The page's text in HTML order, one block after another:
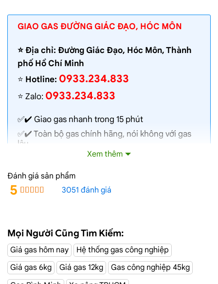
GIAO GAS ĐƯỜNG GIÁC ĐẠO, HÓC MÔN
⭐️ Địa chỉ: Đường Giác Đạo, Hóc Môn, Thành
phố Hồ Chí Minh
⭐️ Hotline: 0933.234.833
⭐️ Zalo: 0933.234.833
✅✔️ Giao gas nhanh trong 15 phút
✅✔️ Toàn bộ gas chính hãng, nói không với gas
lậu
✅✔️ Gas đủ ký, chất lượng cao, bình gas được
✅✔️ Bán gas đúng giá niêm yết trên web
Giá gas cập nhật hàng ngày
Dịch Vụ Giao Gas Tận NơiĐường Giác
Đạo, Hóc Môn
CÔNG TY TNHH MỘT THÀNH VIÊN DẦU KHÍ TP.HCM
Xem thêm
Đánh giá sản phẩm
5 3051 đánh giá
Mọi Người Cũng Tìm Kiếm:
Giá gas hôm nay
Hệ thống gas công nghiệp
Giá gas 6kg
Giá gas 12kg
Gas công nghiệp 45kg